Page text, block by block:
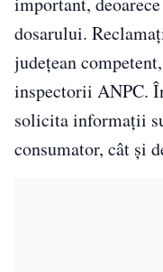
dosarului.
județean
inspectorii ANPC.
solicita informații
consumator, cât și